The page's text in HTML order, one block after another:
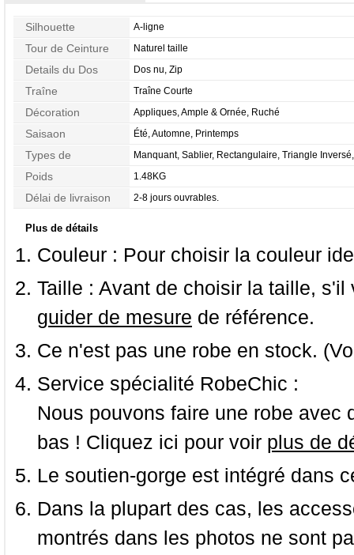
Silhouette A-ligne
Tour de Ceinture Naturel taille
Details du Dos Dos nu, Zip
Traîne Traîne Courte
Décoration Appliques, Ample & Ornée, Ruché
Saisaon Été, Automne, Printemps
Types de
Morphologie
Manquant, Sablier, Rectangulaire, Triangle Inversé,
Pomme
Poids 1.48KG
Délai de livraison 2-8 jours ouvrables.
Plus de détails
Couleur : Pour choisir la couleur
Taille : Avant de choisir la taille,
guider de mesure de référence.
Ce n'est pas une robe en stock.
Service spécialité RobeChic :
Nous pouvons faire une robe
bas ! Cliquez ici pour voir plus de
Le soutien-gorge est intégré dans
Dans la plupart des cas, les
montrés dans les photos ne sont